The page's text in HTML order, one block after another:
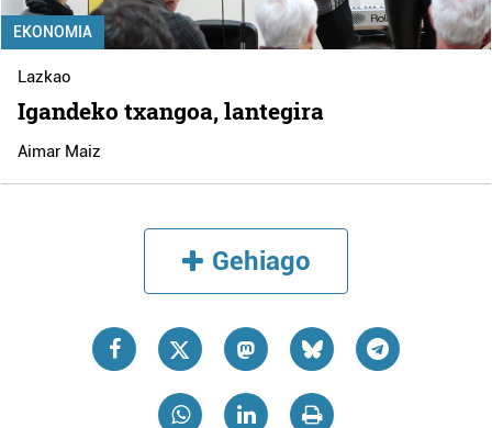
EKONOMIA
Lazkao
Igandeko txangoa, lantegira
Aimar Maiz
Gehiago